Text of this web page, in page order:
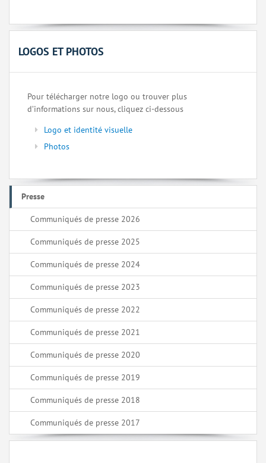
LOGOS ET PHOTOS
Pour télécharger notre logo ou trouver plus
d’informations sur nous, cliquez ci-dessous
Logo et identité visuelle
Photos
Presse
Communiqués de presse 2026
Communiqués de presse 2025
Communiqués de presse 2024
Communiqués de presse 2023
Communiqués de presse 2022
Communiqués de presse 2021
Communiqués de presse 2020
Communiqués de presse 2019
Communiqués de presse 2018
Communiqués de presse 2017